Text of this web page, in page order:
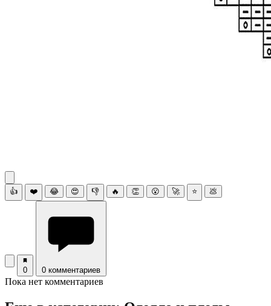
👍 ❤️ 😂 😍 👎 🔥 👏 😮 🚀 ⭐ 💩
0 0 комментариев
Пока нет комментариев